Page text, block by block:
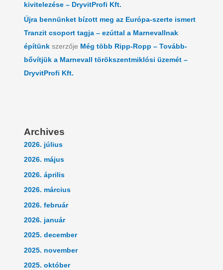
kivitelezése – DryvitProfi Kft.
Újra bennünket bízott meg az Európa-szerte ismert
Tranzit csoport tagja – ezúttal a Marnevallnak
építünk szerzője Még több Ripp-Ropp – Tovább-
bővítjük a Marnevall törökszentmiklósi üzemét –
DryvitProfi Kft.
Archives
2026. július
2026. május
2026. április
2026. március
2026. február
2026. január
2025. december
2025. november
2025. október